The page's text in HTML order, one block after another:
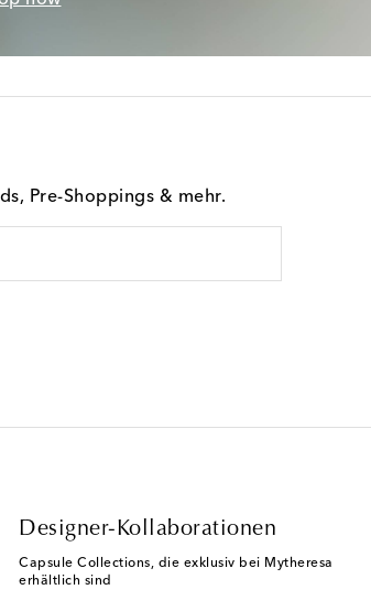
Pre-Shoppings & mehr.
Designer-Kollaborationen
Capsule Collections, die exklusiv bei Mytheresa
erhältlich sind